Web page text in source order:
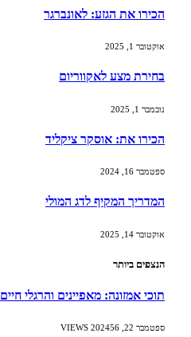
הכירו את הגזע: לאונברגר
אוקטובר 1, 2025
בחירת מצע לאקווריום
נובמבר 1, 2025
הכירו את: אוסקר ציקליד
ספטמבר 16, 2024
המדריך המקיף לדג המולי
אוקטובר 14, 2025
הנצפים ביותר
תוכי אמזונה: מאפיינים והרגלי חיים
ספטמבר 22, 2024 56
VIEWS